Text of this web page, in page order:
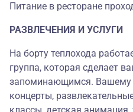
Питание в ресторане
РАЗВЛЕЧЕНИЯ И УСЛУГИ
На борту теплохода
группа, которая сделает
запоминающимся. Вашему
концерты,